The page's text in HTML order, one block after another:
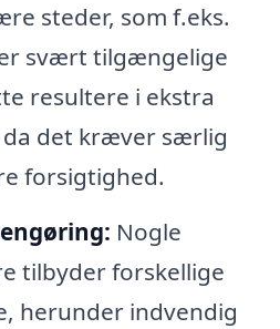
steder, som f.eks.
svært tilgængelige
resultere i ekstra
det kræver særlig
forsigtighed.
Nogle
tilbyder forskellige
herunder indvendig